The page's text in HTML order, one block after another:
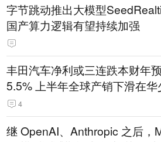
字节跳动推出大模型
国产算力逻辑有望持续加强
丰田汽车净利或三连跌本财年
5.5% 上半年全球产销下滑在华
14.3万辆
4
继 OpenAI、Anthropic 之后，